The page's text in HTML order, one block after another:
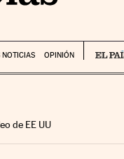
OPINIÓN
de EE UU